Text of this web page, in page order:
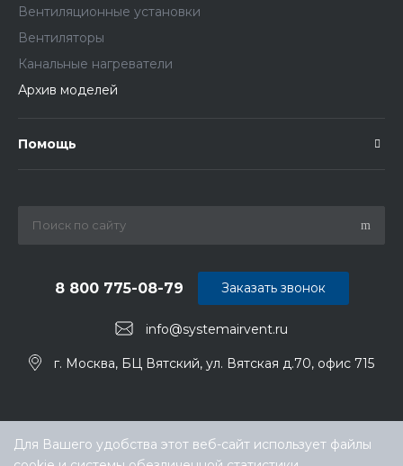
Вентиляционные установки
Вентиляторы
Канальные нагреватели
Архив моделей
Помощь
info@systemairvent.ru
8 800 775-08-79
г. Москва, БЦ Вятский, ул. Вятская д.70, офис 715
Заказать звонок
Для Вашего удобства этот веб-сайт использует файлы